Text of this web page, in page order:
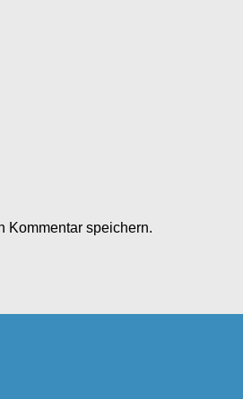
Kommentar speichern.